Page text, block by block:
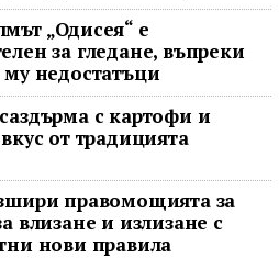
„Одисея“ е
за гледане, въпреки
му недостатъци
с картофи и
от традицията
правомощията за
влизане и излизане с
нови правила